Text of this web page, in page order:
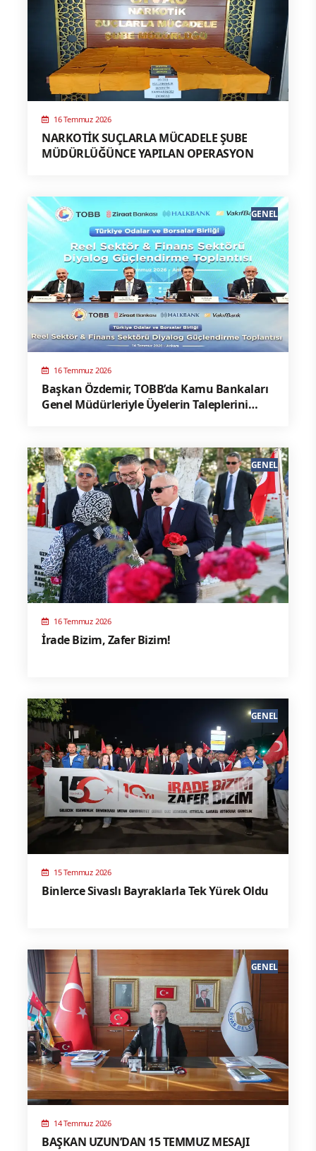
16 Temmuz 2026
NARKOTİK SUÇLARLA MÜCADELE ŞUBE
MÜDÜRLÜĞÜNCE YAPILAN OPERASYON
16 Temmuz 2026
Başkan Özdemir, TOBB’da Kamu Bankaları
Genel Müdürleriyle Üyelerin Taleplerini
GENEL
16 Temmuz 2026
İrade Bizim, Zafer Bizim!
GENEL
15 Temmuz 2026
Binlerce Sivaslı Bayraklarla Tek Yürek Oldu
GENEL
14 Temmuz 2026
BAŞKAN UZUN’DAN 15 TEMMUZ MESAJI
GENEL